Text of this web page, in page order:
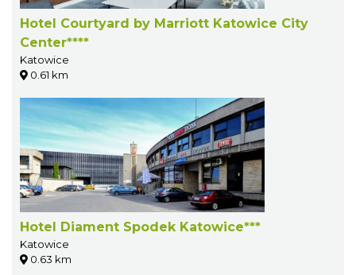
Hotel Courtyard by Marriott Katowice City
Center****
Katowice
0.61 km
Hotel Diament Spodek Katowice***
Katowice
0.63 km